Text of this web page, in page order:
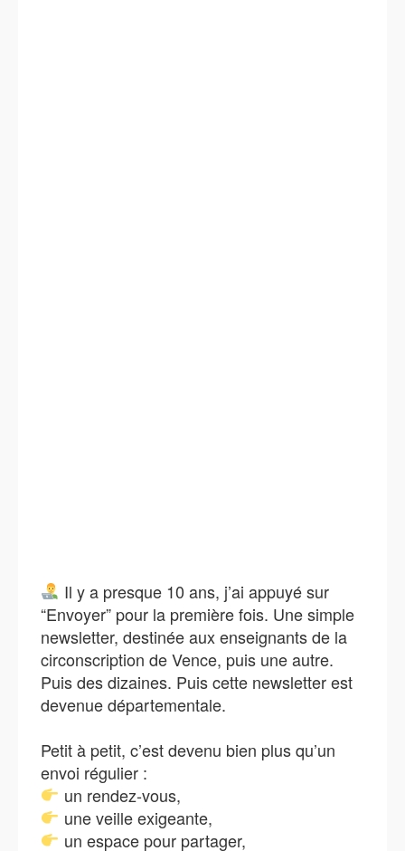
Il y a presque 10 ans, j’ai appuyé sur
“Envoyer” pour la première fois. Une simple
newsletter, destinée aux enseignants de la
circonscription de Vence, puis une autre.
Puis des dizaines. Puis cette newsletter est
devenue départementale.
Petit à petit, c’est devenu bien plus qu’un
envoi régulier :
un rendez‑vous,
une veille exigeante,
un espace pour partager,